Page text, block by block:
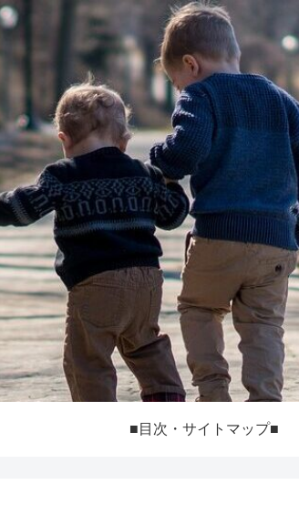
■目次・サイトマップ■